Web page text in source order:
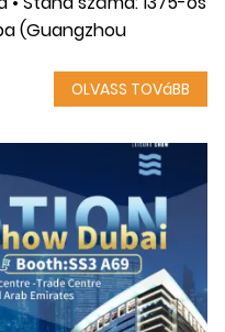
(Guangzhou
OLVASS TOVáBB